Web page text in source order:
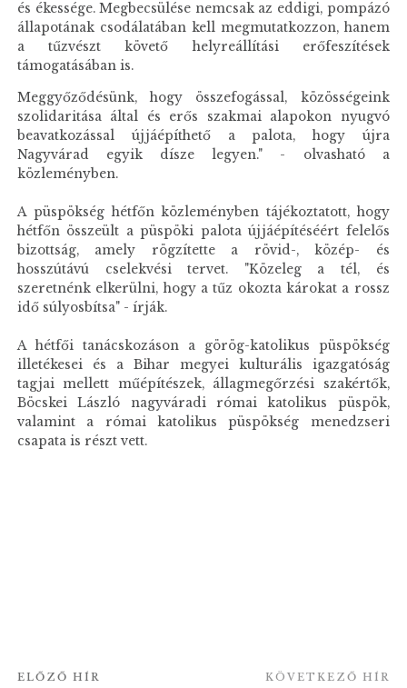
és ékessége. Megbecsülése nemcsak az eddigi, pompázó
állapotának csodálatában kell megmutatkozzon, hanem
a tűzvészt követő helyreállítási erőfeszítések
támogatásában is.
Meggyőződésünk, hogy összefogással, közösségeink
szolidaritása által és erős szakmai alapokon nyugvó
beavatkozással újjáépíthető a palota, hogy újra
Nagyvárad egyik dísze legyen." - olvasható a
közleményben.
A püspökség hétfőn közleményben tájékoztatott, hogy
hétfőn összeült a püspöki palota újjáépítéséért felelős
bizottság, amely rögzítette a rövid-, közép- és
hosszútávú cselekvési tervet. "Közeleg a tél, és
szeretnénk elkerülni, hogy a tűz okozta károkat a rossz
idő súlyosbítsa" - írják.
A hétfői tanácskozáson a görög-katolikus püspökség
illetékesei és a Bihar megyei kulturális igazgatóság
tagjai mellett műépítészek, állagmegőrzési szakértők,
Böcskei László nagyváradi római katolikus püspök,
valamint a római katolikus püspökség menedzseri
csapata is részt vett.
ELŐZŐ HÍR KÖVETKEZŐ HÍR